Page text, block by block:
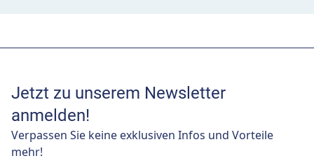
Jetzt zu unserem Newsletter
anmelden!
Verpassen Sie keine exklusiven Infos und Vorteile
mehr!